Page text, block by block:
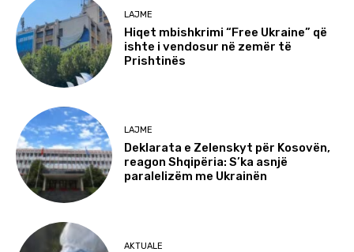
LAJME
Hiqet mbishkrimi “Free Ukraine” që
ishte i vendosur në zemër të
Prishtinës
LAJME
Deklarata e Zelenskyt për Kosovën,
reagon Shqipëria: S’ka asnjë
paralelizëm me Ukrainën
AKTUALE